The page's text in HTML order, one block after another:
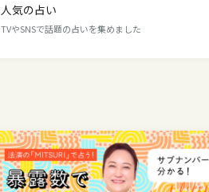
人気の占い
TVやSNSで話題の占いを集めました